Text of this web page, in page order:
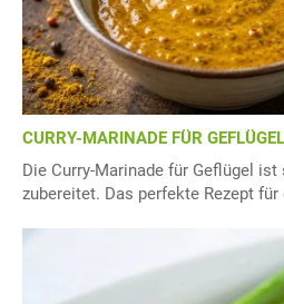
CURRY-MARINADE FÜR GEFLÜGEL
Die Curry-Marinade für Geflügel
zubereitet. Das perfekte Rezept